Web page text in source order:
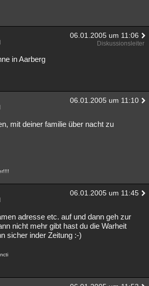
06.01.2005 um 11:06
Diskussionsleiter
in Aarberg
06.01.2005 um 11:10
mit deiner familie über nacht zu
06.01.2005 um 11:45
adresse etc. auf und dann geh zur
nicht mehr gibt hast du die Warheit
sicher inder Zeitung :-)